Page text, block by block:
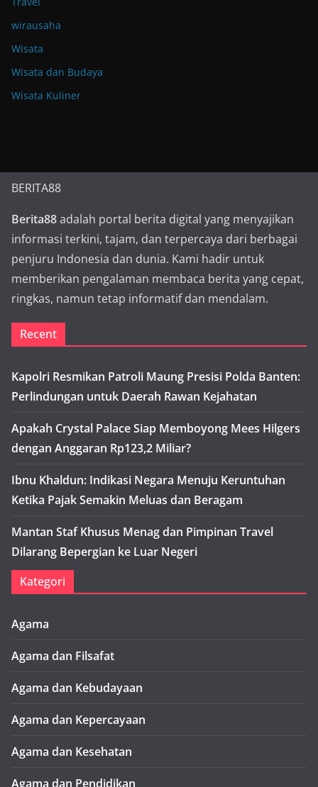
wirausaha
Wisata
Wisata dan Budaya
Wisata Kuliner
BERITA88
Berita88adalah portal berita digital yang menyajikan
informasi terkini, tajam, dan terpercaya dari berbagai
penjuru Indonesia dan dunia. Kami hadir untuk
memberikan pengalaman membaca berita yang cepat,
ringkas, namun tetap informatif dan mendalam.
Recent
Kapolri Resmikan Patroli Maung Presisi Polda Banten:
Perlindungan untuk Daerah Rawan Kejahatan
Apakah Crystal Palace Siap Memboyong Mees Hilgers
dengan Anggaran Rp123,2 Miliar?
Ibnu Khaldun: Indikasi Negara Menuju Keruntuhan
Ketika Pajak Semakin Meluas dan Beragam
Mantan Staf Khusus Menag dan Pimpinan Travel
Dilarang Bepergian ke Luar Negeri
Kategori
Agama
Agama dan Filsafat
Agama dan Kebudayaan
Agama dan Kepercayaan
Agama dan Kesehatan
Agama dan Pendidikan